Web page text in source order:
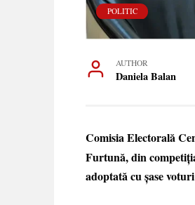
POLITIC
AUTHOR
Daniela Balan
Comisia Electorală
Furtună, din
adoptată cu șase